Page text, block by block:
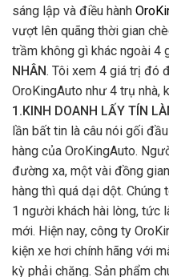
sáng lập và điều hành
vượt lên quãng thời gian
trầm không gì khác ngoài 4
NHÂN. Tôi xem 4 giá trị đó
OroKingAuto như 4 trụ nhà,
1.KINH DOANH LẤY TÍN
lần bất tin là câu nói gối
hàng của OroKingAuto.
đường xa, một vài đồng
hàng thì quá dại dột.
1 người khách hài lòng, tức
mới. Hiện nay, công ty
kiện xe hơi chính hãng với
kỳ phải chăng. Sản phẩm